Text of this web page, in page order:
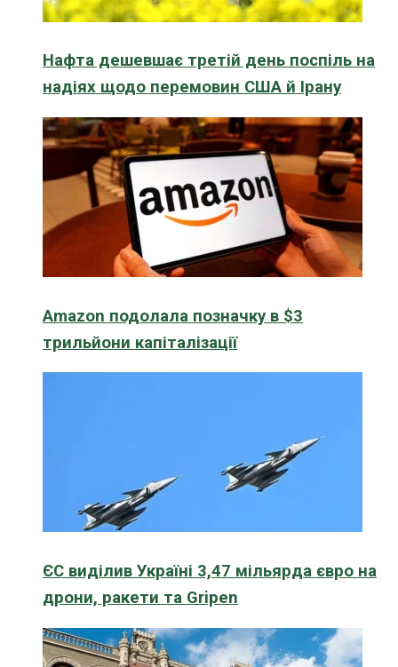
Нафта дешевшає третій день поспіль на
надіях щодо перемовин США й Ірану
Amazon подолала позначку в $3
трильйони капіталізації
ЄС виділив Україні 3,47 мільярда євро на
дрони, ракети та Gripen